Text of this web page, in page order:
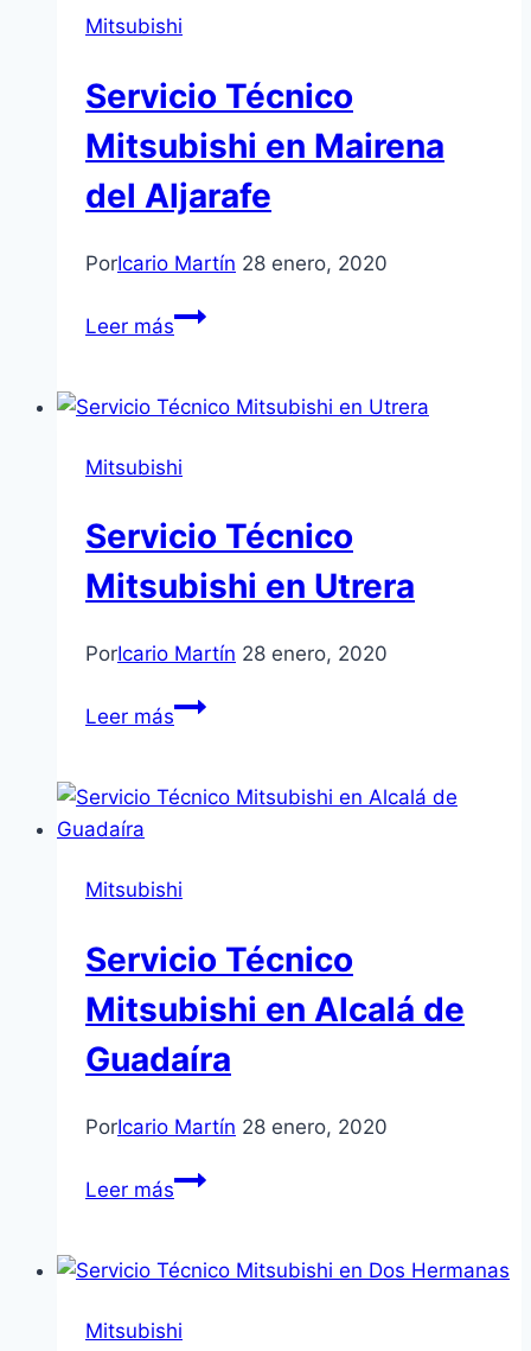
Mitsubishi
Servicio Técnico
Mitsubishi en Mairena
del Aljarafe
PorIcario Martín 28 enero, 2020
Leer másServicio
en
del
Mitsubishi
Servicio Técnico
Mitsubishi en Utrera
PorIcario Martín 28 enero, 2020
Leer másServicio
en
Mitsubishi
Servicio Técnico
Mitsubishi en Alcalá de
Guadaíra
PorIcario Martín 28 enero, 2020
Leer másServicio
en
de
Mitsubishi